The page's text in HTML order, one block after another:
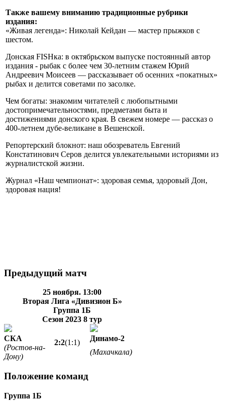
Также вашему вниманию традиционные рубрики
издания:
«Живая легенда»: Николай Кейдан — мастер прыжков с
шестом.
Донская FISHка: в октябрьском выпуске постоянный автор
издания - рыбак с более чем 30-летним стажем Юрий
Андреевич Моисеев — рассказывает об осенних «покатных»
рыбах и делится советами по засолке.
Чем богаты: знакомим читателей с любопытными
достопримечательностями, предметами быта и
достижениями донского края. В свежем номере — рассказ о
400-летнем дубе-великане в Вешенской.
Репортерский блокнот: наш обозреватель Евгений
Констатинович Серов делится увлекательными историями из
журналистской жизни.
Журнал «Наш чемпионат»: здоровая семья, здоровый Дон,
здоровая нация!
Предыдущий матч
25 ноября. 13:00
Вторая Лига «Дивизион Б»
Группа 1Б
Сезон 2023 8 тур
2:2(1:1)
СКА
Динамо-2
(Ростов-на-
Дону)
(Махачкала)
Положение команд
Группа 1Б